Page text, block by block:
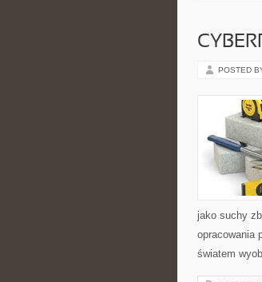
POSTED
jako suchy
opracowania
światem